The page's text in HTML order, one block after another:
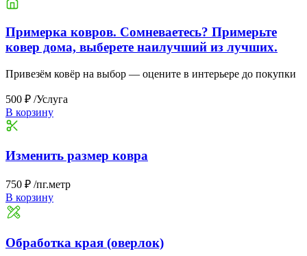
Примерка ковров. Сомневаетесь? Примерьте
ковер дома, выберете наилучший из лучших.
Привезём ковёр на выбор — оцените в интерьере до покупки
500 ₽ /Услуга
В корзину
Изменить размер ковра
750 ₽ /пг.метр
В корзину
Обработка края (оверлок)